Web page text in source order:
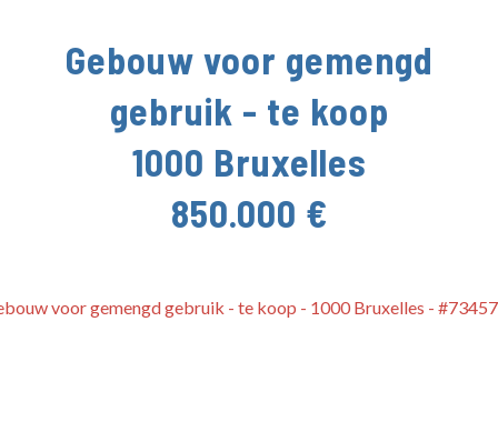
Gebouw voor gemengd
gebruik - te koop
1000 Bruxelles
850.000 €